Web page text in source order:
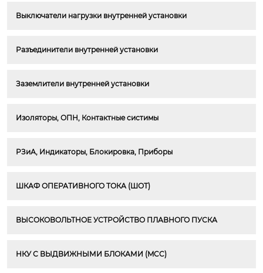
Выключатели нагрузки внутренней установки
Разъединители внутренней установки
Заземлители внутренней установки
Изоляторы, ОПН, Контактные систимы
РЗиА, Индикаторы, Блокировка, Приборы
ШКАФ ОПЕРАТИВНОГО ТОКА (ШОТ)
ВЫСОКОВОЛЬТНОЕ УСТРОЙСТВО ПЛАВНОГО ПУСКА
НКУ С ВЫДВИЖНЫМИ БЛОКАМИ (MCC)